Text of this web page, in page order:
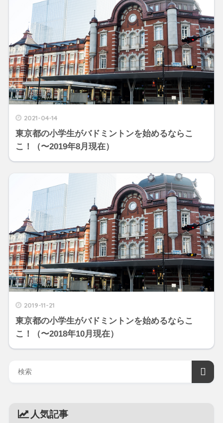
2021-04-14
東京都の小学生がバドミントンを始めるならこ
こ！（〜2019年8月現在）
2019-11-21
東京都の小学生がバドミントンを始めるならこ
こ！（〜2018年10月現在）
人気記事